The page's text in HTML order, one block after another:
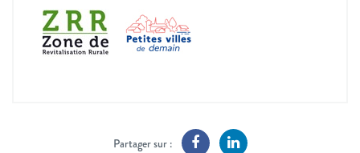
Partager sur :